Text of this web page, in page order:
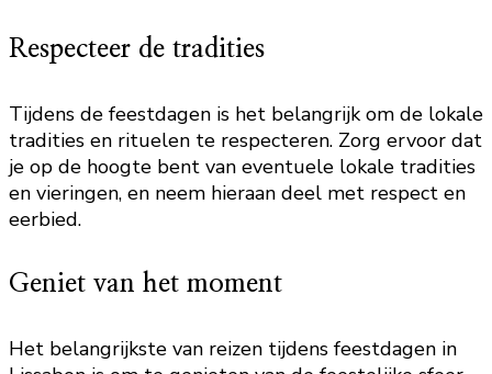
Respecteer de tradities
Tijdens de feestdagen is het belangrijk om de lokale
tradities en rituelen te respecteren. Zorg ervoor dat
je op de hoogte bent van eventuele lokale tradities
en vieringen, en neem hieraan deel met respect en
eerbied.
Geniet van het moment
Het belangrijkste van reizen tijdens feestdagen in